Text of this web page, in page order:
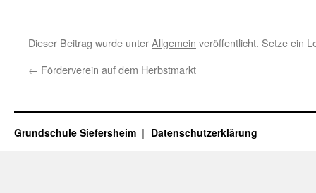
Dieser Beitrag wurde unterAllgemein veröffentlicht. Setze ein
← Förderverein auf dem Herbstmarkt
Grundschule Siefersheim Datenschutzerklärung